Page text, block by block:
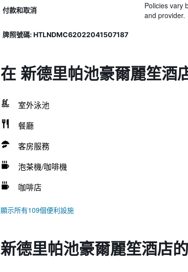
付款和取消
Policies vary
and provider.
牌照號碼: HTLNDMC62022041507187
在 新德里帕池豪爾麗笙酒
室外泳池
餐廳
客房服務
泡茶機/咖啡機
咖啡店
顯示所有109個便利設施
新德里帕池豪爾麗笙酒店